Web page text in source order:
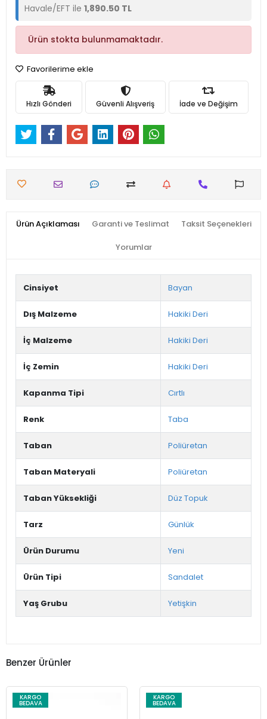
Havale/EFT ile 1,890.50 TL
Ürün stokta bulunmamaktadır.
Favorilerime ekle
Hızlı Gönderi Güvenli Alışveriş İade ve Değişim
Ürün Açıklaması Garanti ve Teslimat Taksit Seçenekleri
Yorumlar
Cinsiyet Bayan
Dış Malzeme Hakiki Deri
İç Malzeme Hakiki Deri
İç Zemin Hakiki Deri
Kapanma Tipi Cırtlı
Renk Taba
Taban Poliüretan
Taban Materyali Poliüretan
Taban Yüksekliği Düz Topuk
Tarz Günlük
Ürün Durumu Yeni
Ürün Tipi Sandalet
Yaş Grubu Yetişkin
Benzer Ürünler
KARGO
BEDAVA
KARGO
BEDAVA